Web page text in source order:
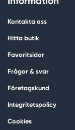
Kontakta oss
Hitta butik
Favoritsidor
Frågor & svar
Företagskund
Integritetspolicy
Cookies